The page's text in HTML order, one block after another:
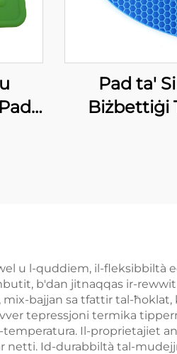
Pad ta'
Biżbettiġi
u l-quddiem, il-fleksibbiltà
b'dan jitnaqqas ir-
mix-bajjan sa tfattir tal-
tepressjoni termika
Il-proprietajiet
netti. Id-durabbiltà tal-